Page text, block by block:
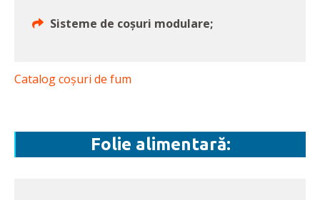
Sisteme de coșuri modulare;
Catalog coșuri de fum
Folie alimentară: